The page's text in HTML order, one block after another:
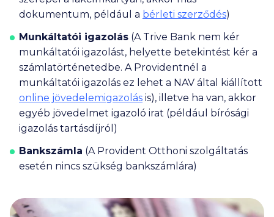
dokumentum, például a bérleti szerződés)
Munkáltatói igazolás (A Trive Bank nem kér
munkáltatói igazolást, helyette betekintést kér a
számlatörténetedbe. A Providentnél a
munkáltatói igazolás ez lehet a NAV által kiállított
online jövedelemigazolás is), illetve ha van, akkor
egyéb jövedelmet igazoló irat (például bírósági
igazolás tartásdíjról)
Bankszámla (A Provident Otthoni szolgáltatás
esetén nincs szükség bankszámlára)